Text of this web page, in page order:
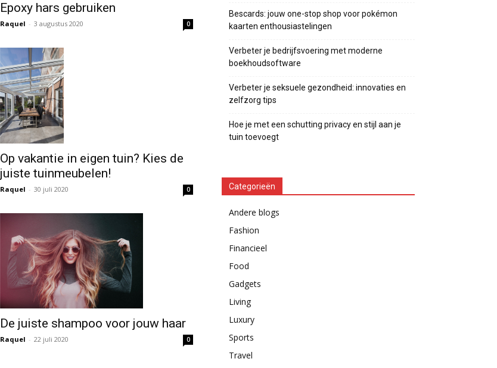
Epoxy hars gebruiken
Raquel - 3 augustus 2020 0
Op vakantie in eigen tuin? Kies de
juiste tuinmeubelen!
Raquel - 30 juli 2020 0
De juiste shampoo voor jouw haar
Raquel - 22 juli 2020 0
Bescards: jouw one-stop shop voor pokémon
kaarten enthousiastelingen
Verbeter je bedrijfsvoering met moderne
boekhoudsoftware
Verbeter je seksuele gezondheid: innovaties en
zelfzorg tips
Hoe je met een schutting privacy en stijl aan je
tuin toevoegt
Categorieën
Andere blogs
Fashion
Financieel
Food
Gadgets
Living
Luxury
Sports
Travel